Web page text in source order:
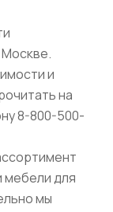
Москве.
и
на
8-800-500-
мебели для
мы